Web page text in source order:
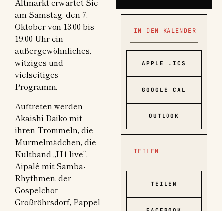
Altmarkt erwartet Sie
am Samstag, den 7.
Oktober von 13.00 bis
19.00 Uhr ein
außergewöhnliches,
witziges und
vielseitiges
Programm.
Auftreten werden
Akaishi Daiko mit
ihren Trommeln, die
Murmelmädchen, die
Kultband „H1 live“,
Aipalé mit Samba-
Rhythmen, der
Gospelchor
Großröhrsdorf, Pappel
IN DEN KALENDER
APPLE .ICS
GOOGLE CAL
OUTLOOK
TEILEN
TEILEN